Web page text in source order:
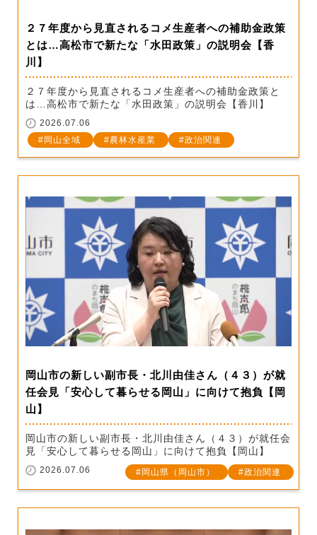
２７年度から見直されるコメ生産者への補助金政策
とは…高松市で新たな「水田政策」の説明会【香
川】
２７年度から見直されるコメ生産者への補助金政策と
は…高松市で新たな「水田政策」の説明会【香川】
2026.07.06
岡山全域
農林水産業 政治関連
岡山市の新しい副市長・北川由佳さん（４３）が就
任会見「安心して暮らせる岡山」に向けて抱負【岡
山】
岡山市の新しい副市長・北川由佳さん（４３）が就任会
見「安心して暮らせる岡山」に向けて抱負【岡山】
2026.07.06 岡山県（岡山市） 政治関連